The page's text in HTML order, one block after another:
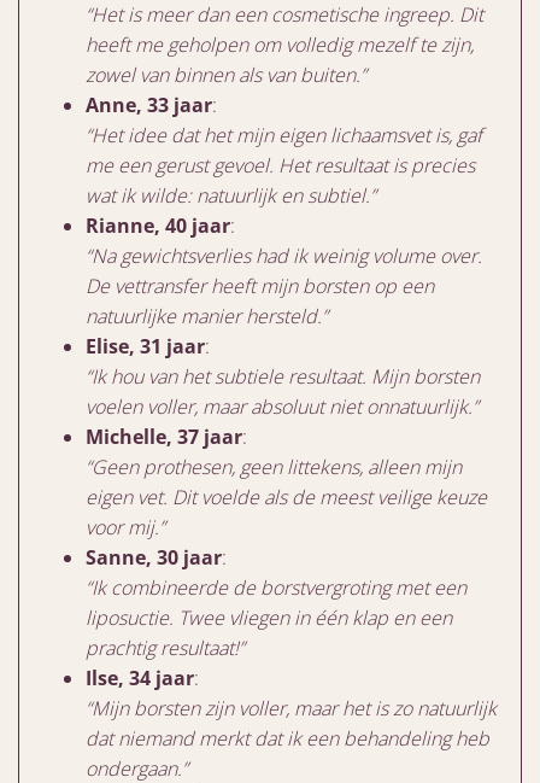
“Het is meer dan een cosmetische ingreep. Dit
heeft me geholpen om volledig mezelf te zijn,
zowel van binnen als van buiten.”
Anne, 33 jaar:
“Het idee dat het mijn eigen lichaamsvet is, gaf
me een gerust gevoel. Het resultaat is precies
wat ik wilde: natuurlijk en subtiel.”
Rianne, 40 jaar:
“Na gewichtsverlies had ik weinig volume over.
De vettransfer heeft mijn borsten op een
natuurlijke manier hersteld.”
Elise, 31 jaar:
“Ik hou van het subtiele resultaat. Mijn borsten
voelen voller, maar absoluut niet onnatuurlijk.”
Michelle, 37 jaar:
“Geen prothesen, geen littekens, alleen mijn
eigen vet. Dit voelde als de meest veilige keuze
voor mij.”
Sanne, 30 jaar:
“Ik combineerde de borstvergroting met een
liposuctie. Twee vliegen in één klap en een
prachtig resultaat!”
Ilse, 34 jaar:
“Mijn borsten zijn voller, maar het is zo natuurlijk
dat niemand merkt dat ik een behandeling heb
ondergaan.”